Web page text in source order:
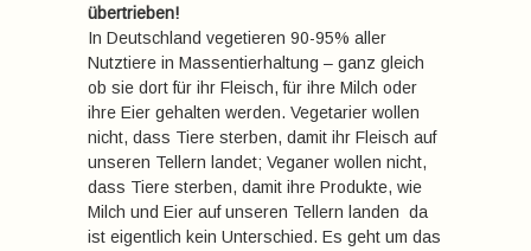
übertrieben!
In Deutschland vegetieren 90-95% aller
Nutztiere in Massentierhaltung – ganz gleich
ob sie dort für ihr Fleisch, für ihre Milch oder
ihre Eier gehalten werden. Vegetarier wollen
nicht, dass Tiere sterben, damit ihr Fleisch auf
unseren Tellern landet; Veganer wollen nicht,
dass Tiere sterben, damit ihre Produkte, wie
Milch und Eier auf unseren Tellern landen  da
ist eigentlich kein Unterschied. Es geht um das